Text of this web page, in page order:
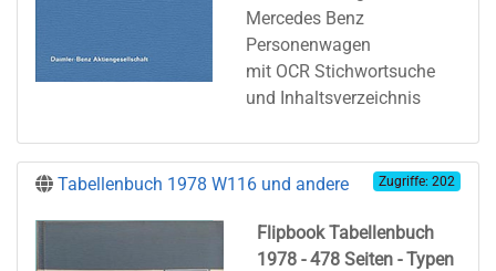
Mercedes Benz
Personenwagen
mit OCR Stichwortsuche
und Inhaltsverzeichnis
Tabellenbuch 1978 W116 und andere Zugriffe: 202
Flipbook Tabellenbuch
1978 - 478 Seiten - Typen